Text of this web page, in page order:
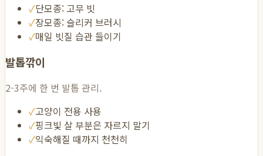
✓단모종: 고무 빗
✓장모종: 슬리커 브러시
✓매일 빗질 습관 들이기
발톱깎이
2-3주에 한 번 발톱 관리.
✓고양이 전용 사용
✓핑크빛 살 부분은 자르지 말기
✓익숙해질 때까지 천천히